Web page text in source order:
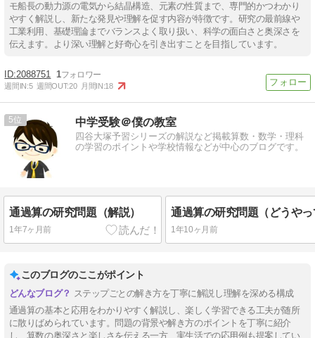
モ船長の動力源の電気から結晶構造、元素の性質まで、専門的かつわかり
やすく解説し、新たな発見や理解を促す内容が特徴です。研究の最前線や
工業利用、基礎理論までバランスよく取り扱い、科学の面白さと奥深さを
伝えます。より深い理解と好奇心を引き出すことを目指しています。
2088751 1
週間IN:5 週間OUT:20 月間IN:18
5 中学受験＠僕の教室
四谷大塚予習シリーズの解説など掲載算数・数学・理科
の学習のポイントや学校情報などが中心のブログです。
通過算の研究問題（解説）
1年7ヶ月前 1年10ヶ月前
このブログのここがポイント
ステップごとの解き方を丁寧に解説し理解を深める構成
通過算の基本と応用をわかりやすく解説し、楽しく学習できる工夫が随所
に散りばめられています。問題の背景や解き方のポイントを丁寧に紹介
し、算数の奥深さと楽しさを伝える一方、実生活での応用例も提案してい